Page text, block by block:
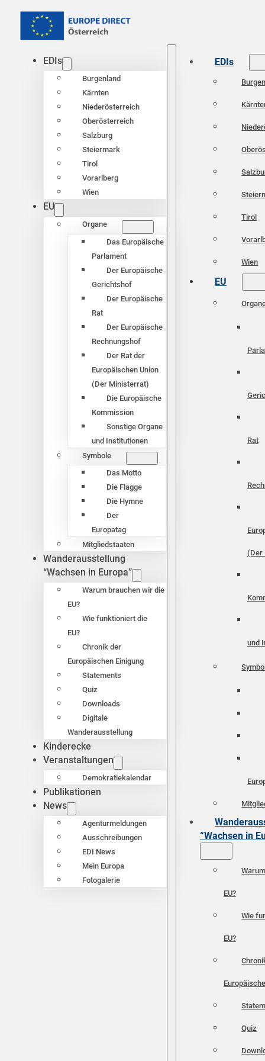
EDIs
Burgenland
Kärnten
Niederösterreich
Oberösterreich
Salzburg
Steiermark
Tirol
Vorarlberg
Wien
EU
Organe
Das Europäische
Parlament
Der Europäische
Gerichtshof
Der Europäische
Rat
Der Europäische
Rechnungshof
Der Rat der
Europäischen Union
(Der Ministerrat)
Die Europäische
Kommission
Sonstige Organe
und Institutionen
Symbole
Das Motto
Die Flagge
Die Hymne
Der
Europatag
Mitgliedstaaten
Wanderausstellung
“Wachsen in Europa”
Warum brauchen wir die
EU?
Wie funktioniert die
EU?
Chronik der
Europäischen Einigung
Statements
Quiz
Downloads
Digitale
Wanderausstellung
Kinderecke
Veranstaltungen
Demokratiekalendar
Publikationen
News
Agenturmeldungen
Ausschreibungen
EDI News
Mein Europa
Fotogalerie
EDIs
Tirol
Wien
EU
Rat
(Der
und
“Wachsen in
EU?
Wie
EU?
Quiz